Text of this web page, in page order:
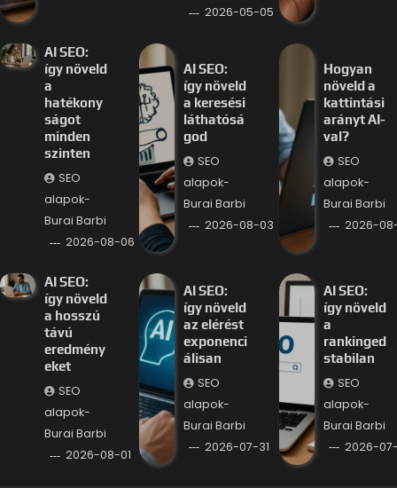
2026-05-05
AI SEO:
így növeld
a
hatékony
ságot
minden
szinten
SEO
alapok-
Burai Barbi
2026-08-06
AI SEO:
így növeld
a keresési
láthatósá
god
SEO
alapok-
Burai Barbi
2026-08-03
Hogyan
növeld a
kattintási
arányt AI-
val?
SEO
alapok-
Burai Barbi
2026-
AI SEO:
így növeld
a hosszú
távú
eredmény
eket
SEO
alapok-
Burai Barbi
2026-08-01
AI SEO:
így növeld
az elérést
exponenci
álisan
SEO
alapok-
Burai Barbi
2026-07-31
AI SEO:
így növeld
a
rankinged
stabilan
SEO
alapok-
Burai Barbi
2026-